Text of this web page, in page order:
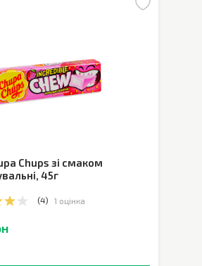
Chups зі смаком
, 45г
(4) 1 оцінка